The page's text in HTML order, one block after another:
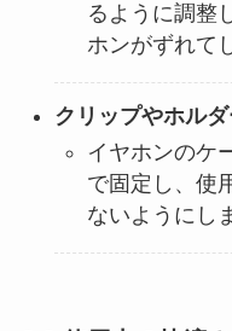
るように調整
ホンがずれて
クリップやホル
イヤホンのケ
で固定し、使
ないようにし